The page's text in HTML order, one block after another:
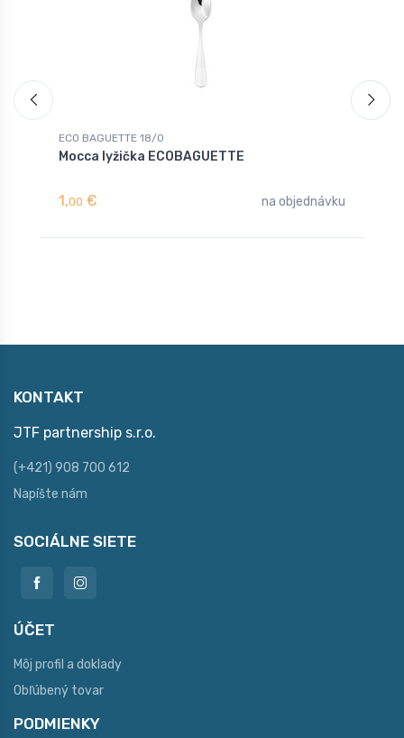
ECO BAGUETTE 18/0
Mocca lyžička ECOBAGUETTE
1,00 € na objednávku
KONTAKT
JTF partnership s.r.o.
(+421) 908 700 612
Napíšte nám
SOCIÁLNE SIETE
ÚČET
Môj profil a doklady
Obľúbený tovar
PODMIENKY